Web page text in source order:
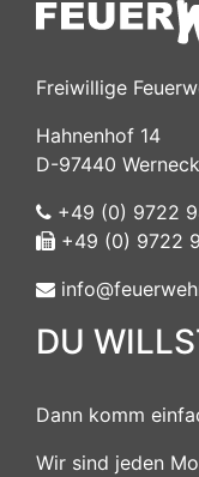
Freiwillige
Hahnenhof 14
D-97440 Werneck
+49 (0) 9722
+49 (0) 9722
DU
Dann komm
Wir sind jeden